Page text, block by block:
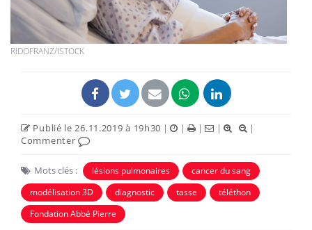
RIDOFRANZ/ISTOCK
Publié le 26.11.2019 à 19h30 | | | |
|
Commenter
Mots clés : lésions pulmonaires
cancer du sang
modélisation 3D
diagnostic tasse
téléthon
Fondation Abbé Pierre